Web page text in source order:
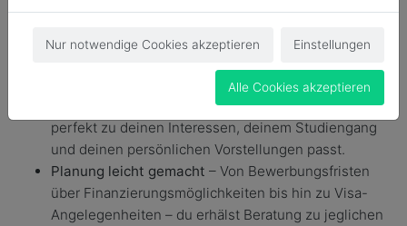
Auslandsberatung geboten und Schritt für Schritt auf
geholfen.
Die richtige Universität finden–World of Students
helfen dir dabei, die Hochschule zu finden, die
perfekt zu deinen Interessen, deinem Studiengang
und deinen persönlichen Vorstellungen passt.
Planung leicht gemacht – Von Bewerbungsfristen
über Finanzierungsmöglichkeiten bis hin zu Visa-
Angelegenheiten – du erhälst Beratung zu jeglichen
Nur notwendige Cookies akzeptieren Einstellungen
Alle Cookies akzeptieren